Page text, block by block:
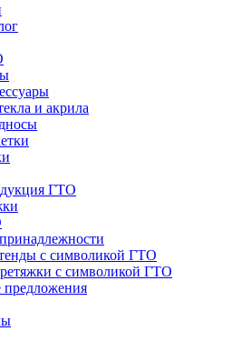
и акрила
ГТО
с символикой ГТО
с символикой ГТО